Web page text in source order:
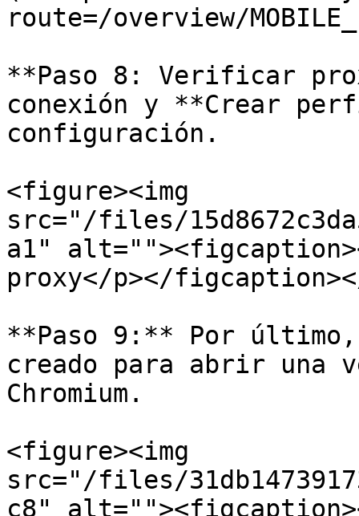
route=/overview/
**Paso 8: Verificar
conexión y **Crear
configuración.
<figure><img
src="/files/
a1"
proxy</p></
**Paso 9:** Por
creado para abrir una
Chromium.
<figure><img
src="/files/
c8"